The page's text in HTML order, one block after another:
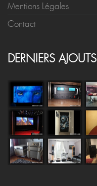
Mentions Légales
Contact
DERNIERS AJOUTS